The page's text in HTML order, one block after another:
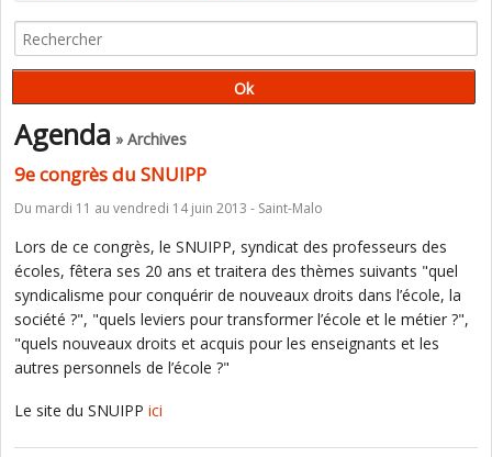
Agenda » Archives
9e congrès du SNUIPP
Du mardi 11 au vendredi 14 juin 2013 - Saint-Malo
Lors de ce congrès, le SNUIPP, syndicat des professeurs des
écoles, fêtera ses 20 ans et traitera des thèmes suivants "quel
syndicalisme pour conquérir de nouveaux droits dans l’école, la
société ?", "quels leviers pour transformer l’école et le métier ?",
"quels nouveaux droits et acquis pour les enseignants et les
autres personnels de l’école ?"
Le site du SNUIPP ici